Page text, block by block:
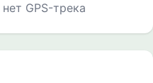
GPS-трека